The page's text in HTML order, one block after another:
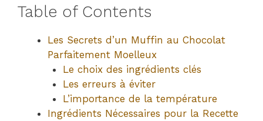
Table of Contents
Les Secrets d’un Muffin au Chocolat
Parfaitement Moelleux
Le choix des ingrédients clés
Les erreurs à éviter
L’importance de la température
Ingrédients Nécessaires pour la Recette